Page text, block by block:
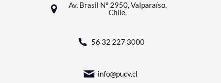
Av. Brasil N° 2950, Valparaíso,
Chile.
56 32 227 3000
info@pucv.cl